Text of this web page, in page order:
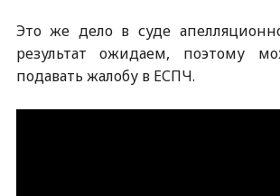
Это же дело в суде
результат ожидаем, поэтому
подавать жалобу в ЕСПЧ.